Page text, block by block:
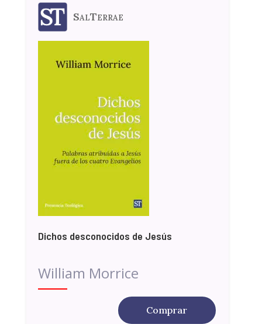
SalTerrae
Dichos desconocidos de Jesús
William Morrice
Comprar